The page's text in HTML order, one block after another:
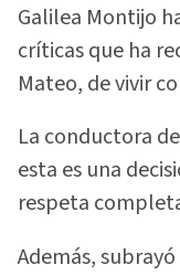
Galilea Montijo
críticas que ha
Mateo, de vivir
La conductora
esta es una
respeta
Además,